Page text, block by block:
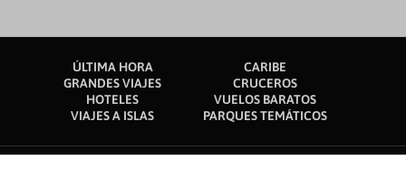
ÚLTIMA HORA
CARIBE
GRANDES VIAJES
CRUCEROS
HOTELES
VUELOS BARATOS
VIAJES A ISLAS
PARQUES TEMÁTICOS